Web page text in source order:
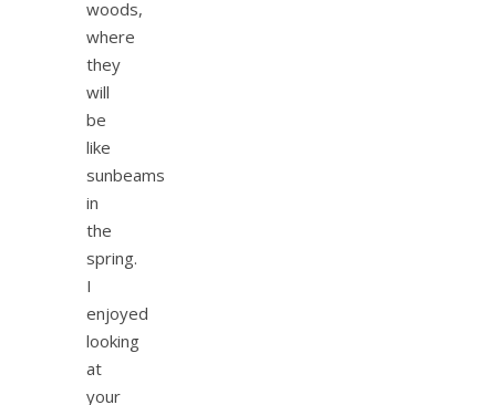
woods,
where
they
will
be
like
sunbeams
in
the
spring.
I
enjoyed
looking
at
your